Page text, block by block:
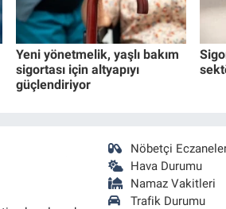
Yeni yönetmelik, yaşlı bakım
sigortası için altyapıyı
güçlendiriyor
Nöbetçi
Hava Durumu
Namaz Vakitleri
Trafik Durumu